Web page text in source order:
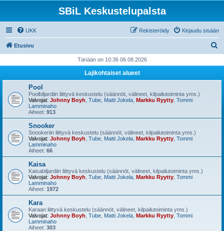
SBiL Keskustelupalsta
UKK Kirjaudu sisään
Rekisteröidy
Etusivu
i
Tänään on 10:36 06.08.2026
Lajikohtaiset alueet
Pool
Poolbiljardiin liittyvä keskustelu (säännöt, välineet, kilpailutoiminta yms.)
Valvojat: Johnny Boyh Tube Matti Jokela Markku Ryytty Tommi
Lamminaho
Aiheet: 913
Snooker
Snookeriin liittyvä keskustelu (säännöt, välineet, kilpailutoiminta yms.)
Valvojat: Johnny Boyh Tube Matti Jokela Markku Ryytty Tommi
Lamminaho
Aiheet: 66
Kaisa
Kaisabiljardiin liittyvä keskustelu (säännöt, välineet, kilpailutoiminta yms.)
Valvojat: Johnny Boyh Tube Matti Jokela Markku Ryytty Tommi
Lamminaho
Aiheet: 1972
Kara
Karaan liittyvä keskustelu (säännöt, välineet, kilpailutoiminta yms.)
Valvojat: Johnny Boyh Tube Matti Jokela Markku Ryytty Tommi
Lamminaho
Aiheet: 303